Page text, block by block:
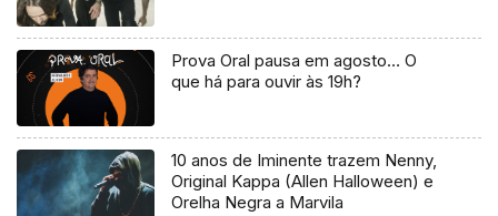
Prova Oral pausa em agosto… O
que há para ouvir às 19h?
10 anos de Iminente trazem Nenny,
Original Kappa (Allen Halloween) e
Orelha Negra a Marvila